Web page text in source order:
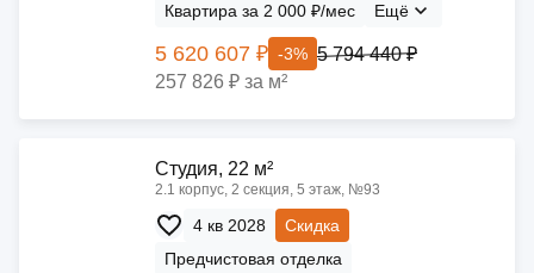
Квартира за 2 000 ₽/мес
Ещё
5 620 607 ₽ -3% 5 794 440 ₽
257 826 ₽ за м²
Cтудия, 22 м²
2.1 корпус, 2 секция, 5 этаж, №93
4 кв 2028
Скидка
Предчистовая отделка